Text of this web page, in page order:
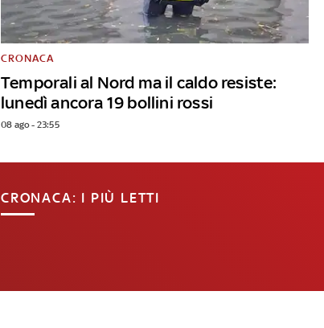
Temporali al Nord ma il caldo resiste:
lunedì ancora 19 bollini rossi
CRONACA
08 ago - 23:55
CRONACA: I PIÙ LETTI